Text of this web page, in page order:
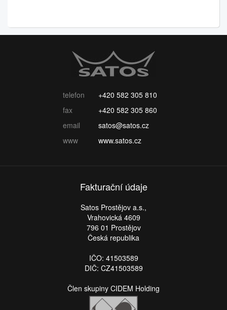
telefon
+420 582 305 810
fax
+420 582 305 860
email
satos@satos.cz
www
www.satos.cz
Fakturační údaje
Satos Prostějov a.s.,
Vrahovická 4609
796 01 Prostějov
Česká republika
IČO: 41503589
DIČ: CZ41503589
Člen skupiny CIDEM Holding